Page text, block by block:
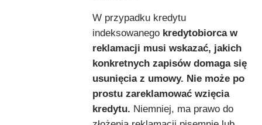
W przypadku kredytu
indeksowanego kredytobiorca w
reklamacji musi wskazać, jakich
konkretnych zapisów domaga się
usunięcia z umowy. Nie może po
prostu zareklamować wzięcia
kredytu. Niemniej, ma prawo do